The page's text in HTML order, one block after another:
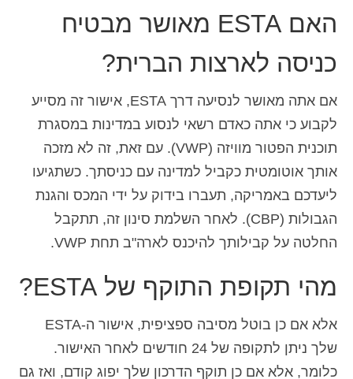
האם ESTA מאושר מבטיח
כניסה לארצות הברית?
אם אתה מאושר לנסיעה דרך ESTA, אישור זה מסייע
לקבוע כי אתה כאדם רשאי לנסוע במדינות במסגרת
תוכנית הפטור מוויזה (VWP). עם זאת, זה לא מזכה
אותך אוטומטית כקביל למדינה עם כניסתך. כשתגיעו
ליעדכם באמריקה, תעברו בידוק על ידי המכס והגנת
הגבולות (CBP). לאחר השלמת סינון זה, תתקבל
החלטה על קבילותך להיכנס לארה"ב תחת VWP.
מהי תקופת התוקף של ESTA?
אלא אם כן בוטל מסיבה ספציפית, אישור ה-ESTA
שלך ניתן לתקופה של 24 חודשים לאחר האישור.
כלומר, אלא אם כן תוקף הדרכון שלך יפוג קודם, ואז גם